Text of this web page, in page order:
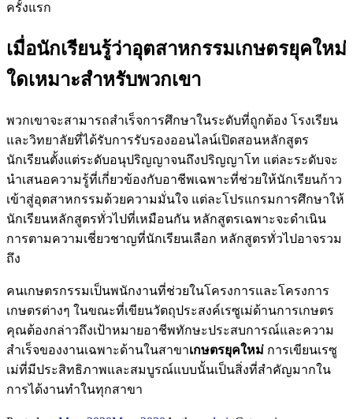
ครั้งแรก
เมื่อนักเรียนรู้ว่าอุตสาหกรรมเกษตรยุคใหม่
ใดเหมาะสำหรับพวกเขา
พวกเขาจะสามารถสำเร็จการศึกษาในระดับที่ถูกต้อง โรงเรียน
และวิทยาลัยที่ได้รับการรับรองออนไลน์เปิดสอนหลักสูตร
นักเรียนตั้งแต่ระดับอนุปริญญาจนถึงปริญญาโท แต่ละระดับจะ
นำเสนอความรู้ที่เกี่ยวข้องกับอาชีพเฉพาะที่ช่วยให้นักเรียนก้าว
เข้าสู่อุตสาหกรรมด้วยความมั่นใจ แต่ละโปรแกรมการศึกษาให้
นักเรียนหลักสูตรทั่วไปที่เหมือนกัน หลักสูตรเฉพาะจะดำเนิน
การตามความเชี่ยวชาญที่นักเรียนเลือก หลักสูตรทั่วไปอาจรวม
ถึง
คนเกษตรกรรมเป็นพนักงานที่ช่วยในโครงการและโครงการ
เกษตรต่างๆ ในขณะที่เขียนวัตถุประสงค์เรซูเม่ด้านการเกษตร
คุณต้องกล่าวถึงเป้าหมายอาชีพทักษะประสบการณ์และความ
สำเร็จของงานเฉพาะด้านในสาขาเกษตรยุคใหม่ การเขียนเรซู
เม่ที่มีประสิทธิภาพและสมบูรณ์แบบนั้นเป็นสิ่งที่สำคัญมากใน
การได้งานทำในทุกสาขา